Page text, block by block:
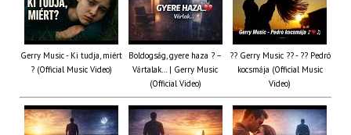
Gerry Music - Ki tudja, miért
? (Official Music Video)
Boldogság, gyere haza ? –
Vártalak… | Gerry Music
(Official Video)
?? Gerry Music ?? - ?? Pedró
kocsmája (Official Music
Video)